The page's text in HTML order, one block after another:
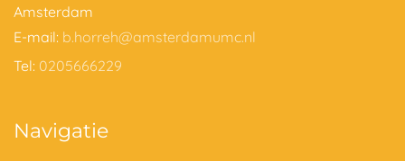
Amsterdam
E-mail: b.horreh@amsterdamumc.nl
Tel: 0205666229
Navigatie